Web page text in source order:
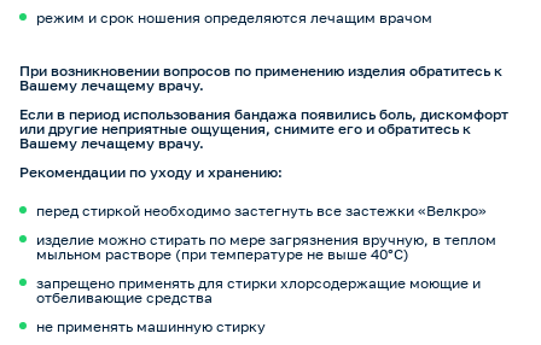
режим и срок ношения определяются лечащим врачом
При возникновении вопросов по применению изделия обратитесь к
Вашему лечащему врачу.
Если в период использования бандажа появились боль, дискомфорт
или другие неприятные ощущения, снимите его и обратитесь к
Вашему лечащему врачу.
Рекомендации по уходу и хранению:
перед стиркой необходимо застегнуть все застежки «Велкро»
изделие можно стирать по мере загрязнения вручную, в теплом
мыльном растворе (при температуре не выше 40°С)
запрещено применять для стирки хлорсодержащие моющие и
отбеливающие средства
не применять машинную стирку